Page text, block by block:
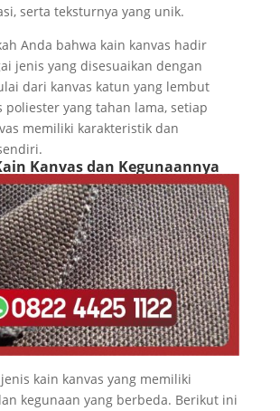
serta teksturnya yang unik.
Anda bahwa kain kanvas hadir
jenis yang disesuaikan dengan
dari kanvas katun yang lembut
poliester yang tahan lama, setiap
memiliki karakteristik dan
Kanvas dan Kegunaannya
kain kanvas yang memiliki
kegunaan yang berbeda. Berikut ini